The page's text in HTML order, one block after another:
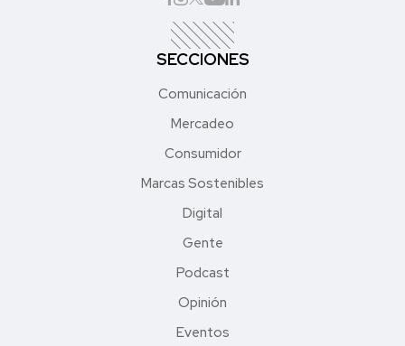
SECCIONES
Comunicación
Mercadeo
Consumidor
Marcas Sostenibles
Digital
Gente
Podcast
Opinión
Eventos